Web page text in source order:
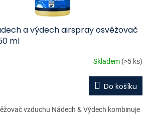
a výdech airspray osvěžovač
ml
Skladem (>5 ks)
Do košíku
vzduchu Nádech & Výdech kombinuje